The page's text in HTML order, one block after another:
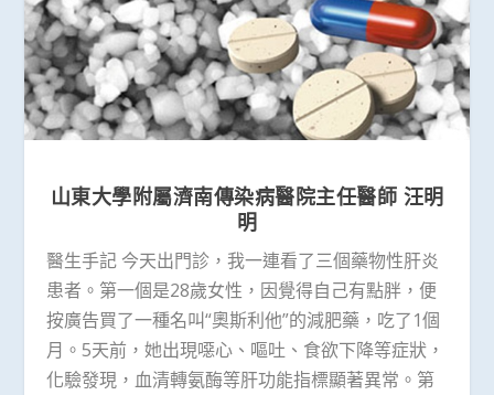
山東大學附屬濟南傳染病醫院主任醫師 汪明
明
醫生手記 今天出門診，我一連看了三個藥物性肝炎
患者。第一個是28歲女性，因覺得自己有點胖，便
按廣告買了一種名叫“奧斯利他”的減肥藥，吃了1個
月。5天前，她出現噁心、嘔吐、食欲下降等症狀，
化驗發現，血清轉氨酶等肝功能指標顯著異常。第